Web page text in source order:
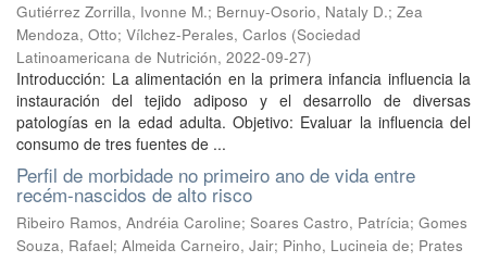
Gutiérrez Zorrilla, Ivonne M.; Bernuy-Osorio, Nataly D.; Zea
Mendoza, Otto; Vílchez-Perales, Carlos (Sociedad
Latinoamericana de Nutrición, 2022-09-27)
Introducción: La alimentación en la primera infancia influencia la
instauración del tejido adiposo y el desarrollo de diversas
patologías en la edad adulta. Objetivo: Evaluar la influencia del
consumo de tres fuentes de ...
Perfil de morbidade no primeiro ano de vida entre
recém-nascidos de alto risco
Ribeiro Ramos, Andréia Caroline; Soares Castro, Patrícia; Gomes
Souza, Rafael; Almeida Carneiro, Jair; Pinho, Lucineia de; Prates